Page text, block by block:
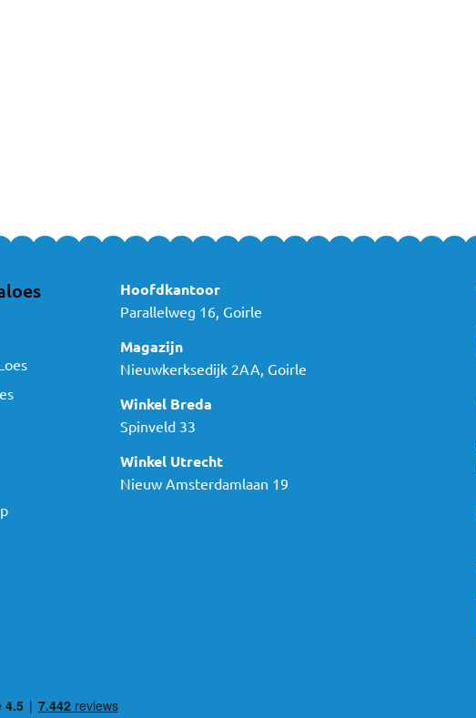
Hoofdkantoor
Parallelweg 16, Goirle
Magazijn
Nieuwkerksedijk 2AA, Goirle
Winkel Breda
Spinveld 33
Winkel Utrecht
Nieuw Amsterdamlaan 19